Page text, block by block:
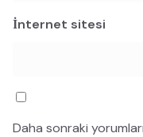
İnternet sitesi
Daha sonraki